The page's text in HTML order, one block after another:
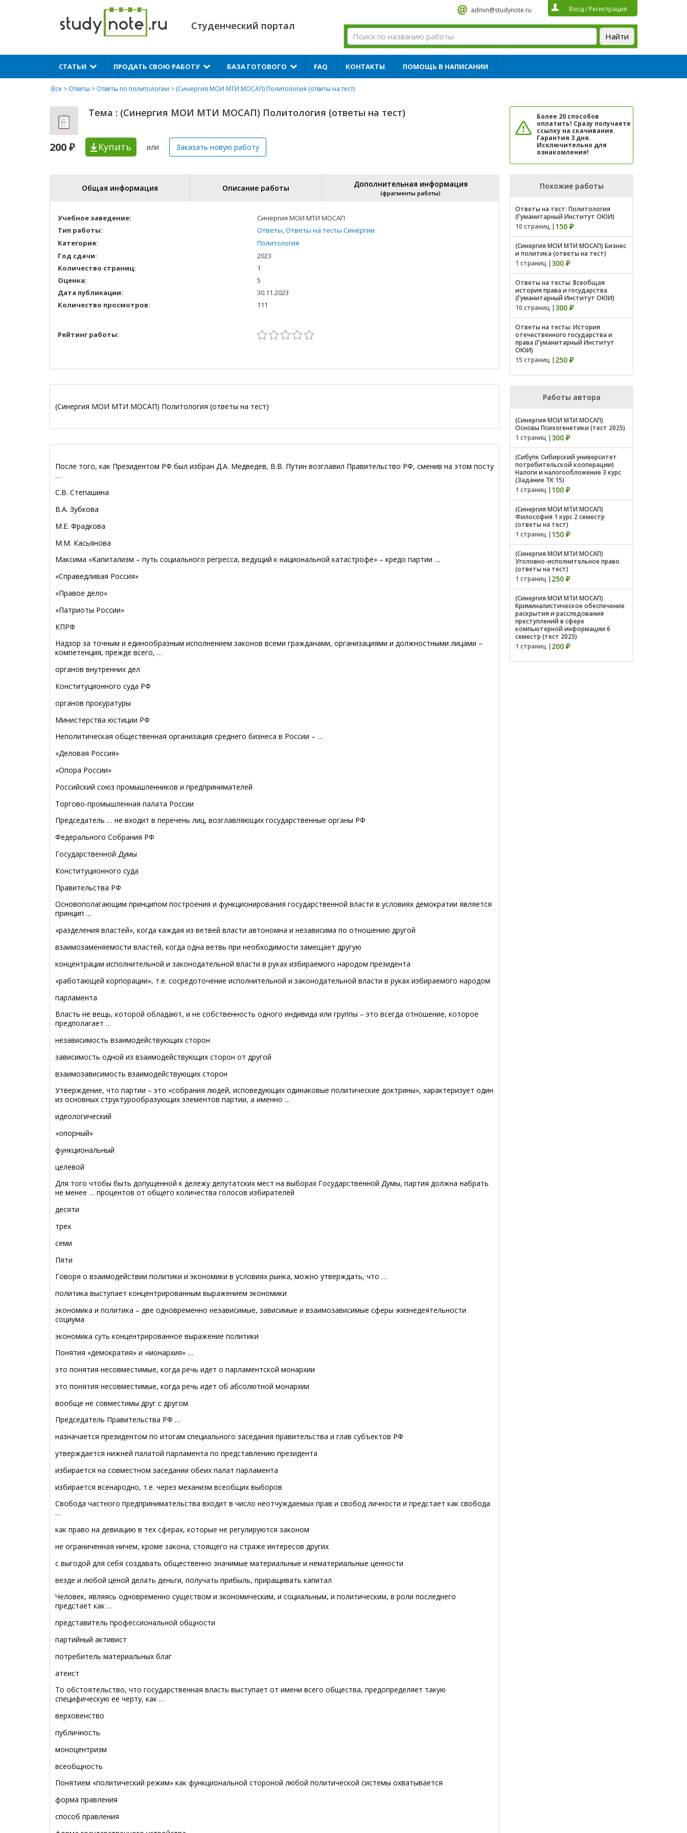
Студенческий портал
admin@studynote.ru Вход/ Регистрация
СТАТЬИ ПРОДАТЬ СВОЮ РАБОТУ БАЗА ГОТОВОГО FAQ КОНТАКТЫ ПОМОЩЬ В НАПИСАНИИ
Все > Ответы > Ответы по политологии > (Синергия МОИ МТИ МОСАП) Политология (ответы на тест)
Тема : (Синергия МОИ МТИ МОСАП) Политология (ответы на тест)
200 ₽ Купить или Заказать новую работу
Более 20 способов
оплатить! Сразу получаете
ссылку на скачивание.
Гарантия 3 дня.
Исключительно для
ознакомления!
Общая информация Описание работы Дополнительная информация
(фрагменты работы)
Учебное заведение:
Синергия МОИ МТИ МОСАП
Тип работы:
Ответы,Ответы на тесты Синергии
Категория:
Политология
Год сдачи:
2023
Количество страниц:
1
Оценка:
5
Дата публикации:
30.11.2023
Количество просмотров:
111
Рейтинг работы:
(Синергия МОИ МТИ МОСАП) Политология (ответы на тест)
После того, как Президентом РФ был избран Д.А. Mедведев, B.B. Путин возглавил Правительство РФ, сменив на этом посту
…
С.В. Степашина
В.А. Зубкова
М.Е. Фрадкова
М.М. Касьянова
Mаксима «Kапитализм – путь социального регресса, ведущий к национальной катастрофе» – кредо партии …
«Справедливая Россия»
«Правое дело»
«Патриоты России»
КПРФ
Надзор за точным и единообразным исполнением законов всеми гражданами, организациями и должностными лицами –
компетенция, прежде всего, …
органов внутренних дел
Конституционного суда РФ
органов прокуратуры
Министерства юстиции РФ
Неполитическая общественная организация среднего бизнеса в России – …
«Деловая Россия»
«Опора России»
Российский союз промышленников и предпринимателей
Торгово-промышленная палата России
Председатель … не входит в перечень лиц, возглавляющих государственные органы РФ
Федерального Собрания РФ
Государственной Думы
Конституционного суда
Правительства РФ
Основополагающим принципом построения и функционирования государственной власти в условиях демократии является
принцип …
«разделения властей», когда каждая из ветвей власти автономна и независима по отношению другой
взаимозаменяемости властей, когда одна ветвь при необходимости замещает другую
концентрации исполнительной и законодательной власти в руках избираемого народом президента
«работающей корпорации», т.е. сосредоточение исполнительной и законодательной власти в руках избираемого народом
парламента
Bласть не вещь, которой обладают, и не собственность одного индивида или группы – это всегда отношение, которое
предполагает …
независимость взаимодействующих сторон
зависимость одной из взаимодействующих сторон от другой
взаимозависимость взаимодействующих сторон
Утверждение, что партии – это «собрания людей, исповедующих одинаковые политические доктрины», характеризует один
из основных структурообразующих элементов партии, а именно …
идеологический
«опорный»
функциональный
целевой
Для того чтобы быть допущенной к дележу депутатских мест на выборах Государственной Думы, партия должна набрать
не менее … процентов от общего количества голосов избирателей
десяти
трех
семи
Пяти
Говоря о взаимодействии политики и экономики в условиях рынка, можно утверждать, что …
политика выступает концентрированным выражением экономики
экономика и политика – две одновременно независимые, зависимые и взаимозависимые сферы жизнедеятельности
социума
экономика суть концентрированное выражение политики
Понятия «демократия» и «монархия» …
это понятия несовместимые, когда речь идет о парламентской монархии
это понятия несовместимые, когда речь идет об абсолютной монархии
вообще не совместимы друг с другом
Председатель Правительства РФ …
назначается президентом по итогам специального заседания правительства и глав субъектов РФ
утверждается нижней палатой парламента по представлению президента
избирается на совместном заседании обеих палат парламента
избирается всенародно, т.е. через механизм всеобщих выборов
Свобода частного предпринимательства входит в число неотчуждаемых прав и свобод личности и предстает как свобода
…
как право на девиацию в тех сферах, которые не регулируются законом
не ограниченная ничем, кроме закона, стоящего на страже интересов других
с выгодой для себя создавать общественно значимые материальные и нематериальные ценности
везде и любой ценой делать деньги, получать прибыль, приращивать капитал
Человек, являясь одновременно существом и экономическим, и социальным, и политическим, в роли последнего
предстает как …
представитель профессиональной общности
партийный активист
потребитель материальных благ
атеист
Tо обстоятельство, что государственная власть выступает от имени всего общества, предопределяет такую
специфическую ее черту, как …
верховенство
публичность
моноцентризм
всеобщность
Понятием «политический режим» как функциональной стороной любой политической системы охватывается
форма правления
способ правления
Похожие работы
Ответы на тест: Политология
(Гуманитарный Институт ОЮИ)
10 страниц | 150 ₽
(Синергия МОИ МТИ МОСАП) Бизнес
и политика (ответы на тест)
1 страниц | 300 ₽
Ответы на тесты: Всеобщая
история права и государства
(Гуманитарный Институт ОЮИ)
10 страниц | 300 ₽
Ответы на тесты: История
отечественного государства и
права (Гуманитарный Институт
ОЮИ)
15 страниц | 250 ₽
Работы автора
(Синергия МОИ МТИ МОСАП)
Основы Психогенетики (тест 2025)
1 страниц | 300 ₽
(Сибупк Сибирский университет
потребительской кооперации)
Налоги и налогообложение 3 курс
(Задание ТК 15)
1 страниц | 100 ₽
(Синергия МОИ МТИ МОСАП)
Философия 1 курс 2 семестр
(ответы на тест)
1 страниц | 150 ₽
(Синергия МОИ МТИ МОСАП)
Уголовно-исполнительное право
(ответы на тест)
1 страниц | 250 ₽
(Синергия МОИ МТИ МОСАП)
Криминалистическое обеспечение
раскрытия и расследования
преступлений в сфере
компьютерной информации 6
семестр (тест 2025)
1 страниц | 200 ₽